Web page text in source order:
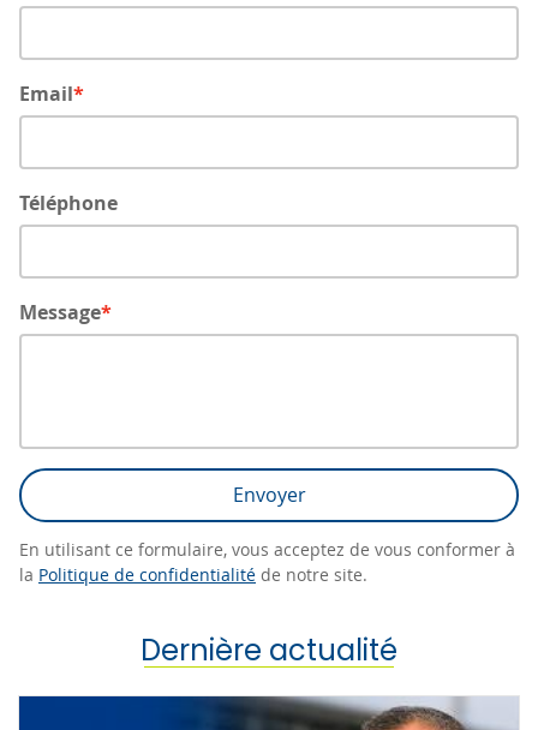
Email
Téléphone
Message
Envoyer
En utilisant ce formulaire, vous acceptez de vous conformer à
la Politique de confidentialité de notre site.
Dernière actualité